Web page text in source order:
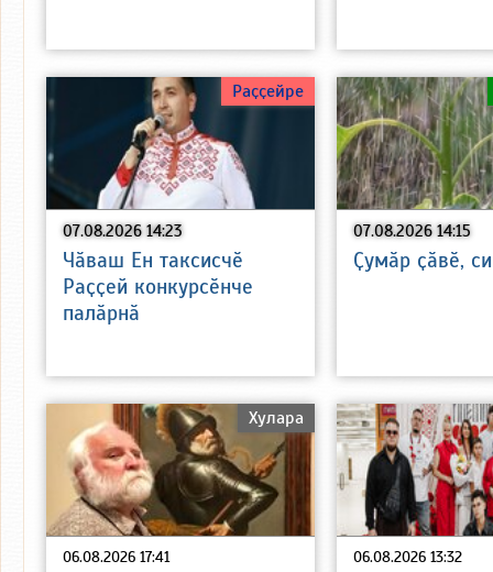
07.08.2026 14:23
Раҫҫейре
Чӑваш Ен таксисчӗ
Раҫҫей конкурсӗнче
палӑрнӑ
07.08.2026 14:15
Ҫумӑр ҫӑвӗ,
06.08.2026 17:41
Хулара
06.08.2026 13:32